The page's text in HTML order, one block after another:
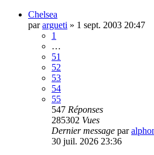
Chelsea
parargueti » 1 sept. 2003 20:47
1
…
51
52
53
54
55
547 Réponses
285302 Vues
Dernier message par
30 juil. 2026 23:36